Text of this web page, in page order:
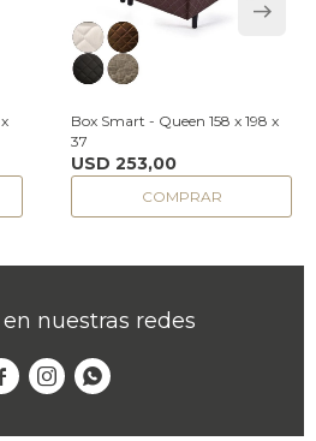
Box Smart - Queen 158 x 198 x
37
USD 253,00
nuestras redes
 